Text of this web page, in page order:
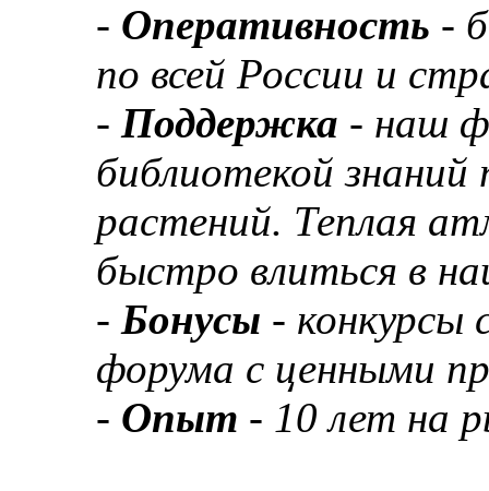
- Оперативность -
по всей России и
- Поддержка - наш
библиотекой
растений. Теплая
быстро влиться в
- Бонусы - конкурсы
форума с ценными
- Опыт - 10 лет на